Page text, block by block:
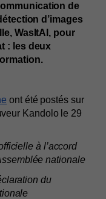
de
d’images
WasItAI, pour
: les deux
ont été postés sur
Kandolo le 29
à l’accord
nationale
du